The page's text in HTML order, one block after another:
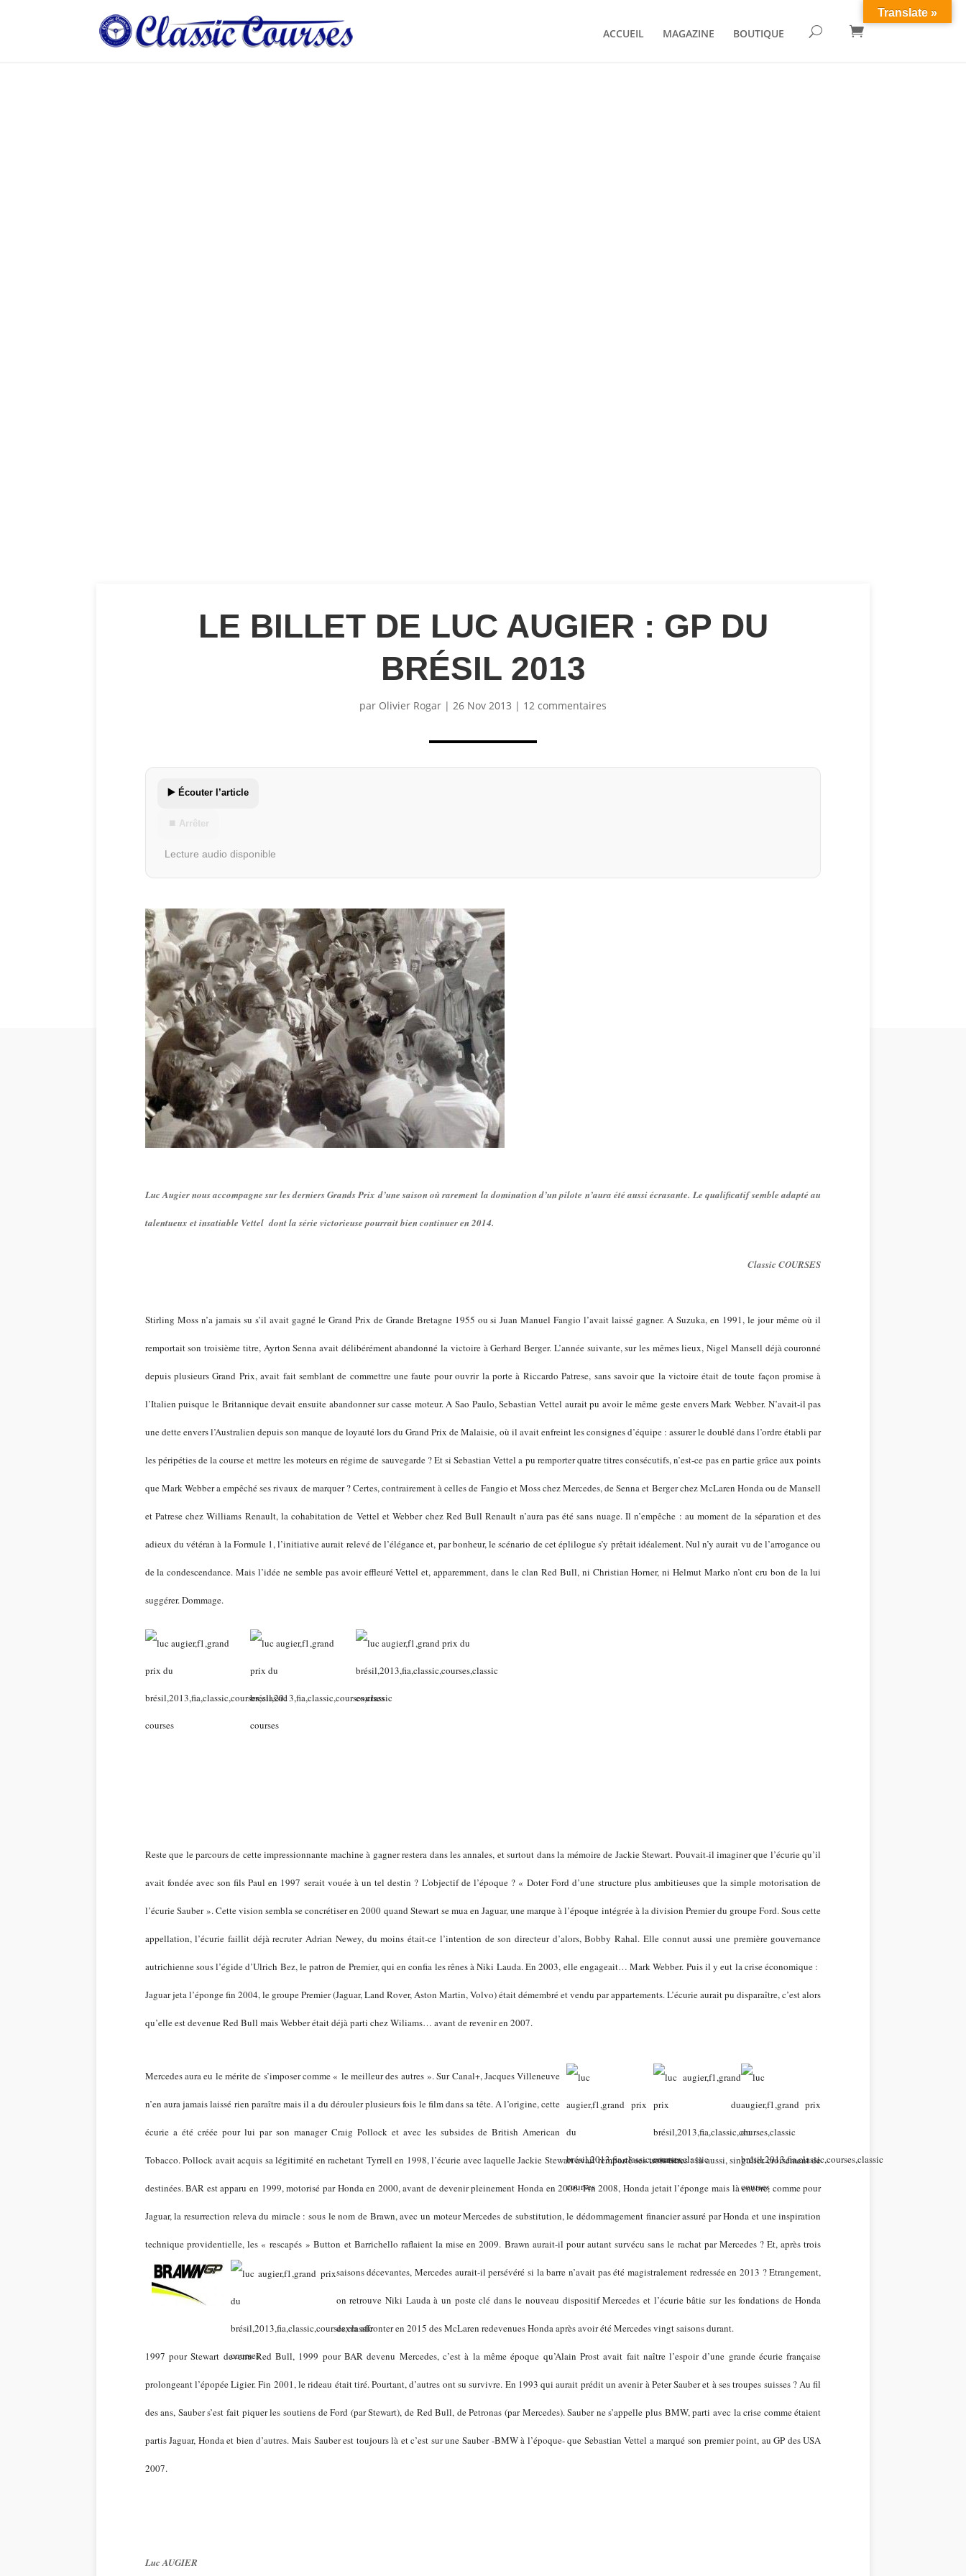
ACCUEIL MAGAZINE BOUTIQUE U 
LE BILLET DE LUC AUGIER : GP DU
BRÉSIL 2013
par Olivier Rogar | 26 Nov 2013 | 12 commentaires
▶️ Écouter l’article
⏹ Arrêter
Lecture audio disponible
Luc Augier nous accompagne sur les derniers Grands Prix d’une saison où rarement la domination d’un pilote n’aura été aussi écrasante. Le qualificatif semble adapté au
talentueux et insatiable Vettel dont la série victorieuse pourrait bien continuer en 2014.
Classic COURSES
Stirling Moss n’a jamais su s’il avait gagné le Grand Prix de Grande Bretagne 1955 ou si Juan Manuel Fangio l’avait laissé gagner. A Suzuka, en 1991, le jour même où il
remportait son troisième titre, Ayrton Senna avait délibérément abandonné la victoire à Gerhard Berger. L’année suivante, sur les mêmes lieux, Nigel Mansell déjà couronné
depuis plusieurs Grand Prix, avait fait semblant de commettre une faute pour ouvrir la porte à Riccardo Patrese, sans savoir que la victoire était de toute façon promise à
l’Italien puisque le Britannique devait ensuite abandonner sur casse moteur. A Sao Paulo, Sebastian Vettel aurait pu avoir le même geste envers Mark Webber. N’avait-il pas
une dette envers l’Australien depuis son manque de loyauté lors du Grand Prix de Malaisie, où il avait enfreint les consignes d’équipe : assurer le doublé dans l’ordre établi par
les péripéties de la course et mettre les moteurs en régime de sauvegarde ? Et si Sebastian Vettel a pu remporter quatre titres consécutifs, n’est-ce pas en partie grâce aux points
que Mark Webber a empêché ses rivaux de marquer ? Certes, contrairement à celles de Fangio et Moss chez Mercedes, de Senna et Berger chez McLaren Honda ou de Mansell
et Patrese chez Williams Renault, la cohabitation de Vettel et Webber chez Red Bull Renault n’aura pas été sans nuage. Il n’empêche : au moment de la séparation et des
adieux du vétéran à la Formule 1, l’initiative aurait relevé de l’élégance et, par bonheur, le scénario de cet éplilogue s’y prêtait idéalement. Nul n’y aurait vu de l’arrogance ou
de la condescendance. Mais l’idée ne semble pas avoir effleuré Vettel et, apparemment, dans le clan Red Bull, ni Christian Horner, ni Helmut Marko n’ont cru bon de la lui
suggérer. Dommage.
Reste que le parcours de cette impressionnante machine à gagner restera dans les annales, et surtout dans la mémoire de Jackie Stewart. Pouvait-il imaginer que l’écurie qu’il
avait fondée avec son fils Paul en 1997 serait vouée à un tel destin ? L’objectif de l’époque ? « Doter Ford d’une structure plus ambitieuses que la simple motorisation de
l’écurie Sauber ». Cette vision sembla se concrétiser en 2000 quand Stewart se mua en Jaguar, une marque à l’époque intégrée à la division Premier du groupe Ford. Sous cette
appellation, l’écurie faillit déjà recruter Adrian Newey, du moins était-ce l’intention de son directeur d’alors, Bobby Rahal. Elle connut aussi une première gouvernance
autrichienne sous l’égide d’Ulrich Bez, le patron de Premier, qui en confia les rênes à Niki Lauda. En 2003, elle engageait… Mark Webber. Puis il y eut la crise économique :
Jaguar jeta l’éponge fin 2004, le groupe Premier (Jaguar, Land Rover, Aston Martin, Volvo) était démembré et vendu par appartements. L’écurie aurait pu disparaître, c’est alors
qu’elle est devenue Red Bull mais Webber était déjà parti chez Wiliams… avant de revenir en 2007.
Mercedes aura eu le mérite de s’imposer comme « le meilleur des autres ». Sur Canal+, Jacques Villeneuve
n’en aura jamais laissé rien paraître mais il a du dérouler plusieurs fois le film dans sa tête. A l’origine, cette
écurie a été créée pour lui par son manager Craig Pollock et avec les subsides de British American
Tobacco. Pollock avait acquis sa légitimité en rachetant Tyrrell en 1998, l’écurie avec laquelle Jackie Stewart avait remporté ses trois titres : là aussi, singulier croisement de
destinées. BAR est apparu en 1999, motorisé par Honda en 2000, avant de devenir pleinement Honda en 2006. Fin 2008, Honda jetait l’éponge mais là encore, comme pour
Jaguar, la resurrection releva du miracle : sous le nom de Brawn, avec un moteur Mercedes de substitution, le dédommagement financier assuré par Honda et une inspiration
technique providentielle, les « rescapés » Button et Barrichello raflaient la mise en 2009. Brawn aurait-il pour autant survécu sans le rachat par Mercedes ? Et, après trois
saisons décevantes, Mercedes aurait-il persévéré si la barre n’avait pas été magistralement redressée en 2013 ?Etrangement,
on retrouve Niki Lauda à un poste clé dans le nouveau dispositif Mercedes et l’écurie bâtie sur les fondations de Honda
devra affronter en 2015 des McLaren redevenues Honda après avoir été Mercedes vingt saisons durant.
1997 pour Stewart devenu Red Bull, 1999 pour BAR devenu Mercedes, c’est à la même époque qu’Alain Prost avait fait naître l’espoir d’une grande écurie française
prolongeant l’épopée Ligier. Fin 2001, le rideau était tiré. Pourtant, d’autres ont su survivre. En 1993 qui aurait prédit un avenir à Peter Sauber et à ses troupes suisses ? Au fil
des ans, Sauber s’est fait piquer les soutiens de Ford (par Stewart), de Red Bull, de Petronas (par Mercedes). Sauber ne s’appelle plus BMW, parti avec la crise comme étaient
partis Jaguar, Honda et bien d’autres. Mais Sauber est toujours là et c’est sur une Sauber -BMW à l’époque- que Sebastian Vettel a marqué son premier point, au GP des USA
2007.
Luc AUGIER
Translate »